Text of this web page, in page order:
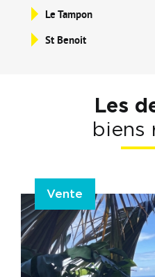
Le Tampon
St Benoit
Les
biens
Vente